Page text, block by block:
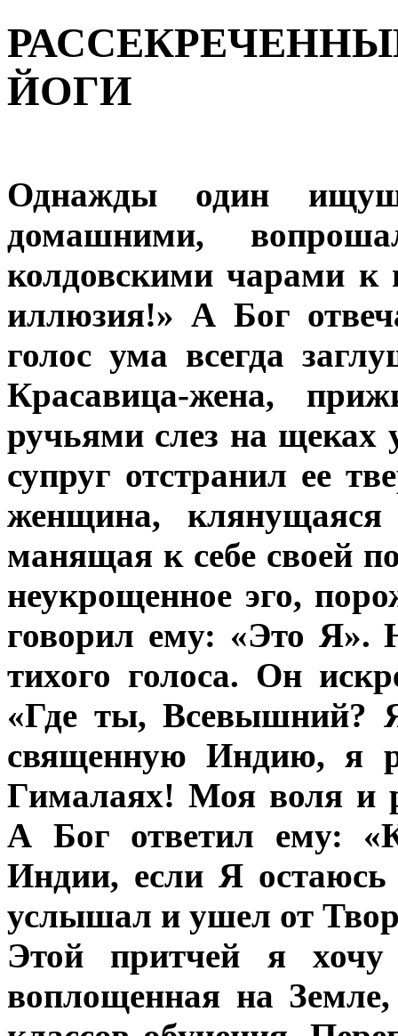
ЙОГИ
Однажды один
домашними,
колдовскими чарами
иллюзия!» А Бог
голос ума всегда
Красавица-жена,
ручьями слез на щеках
супруг отстранил ее
женщина,
манящая к себе своей
неукрощенное эго,
говорил ему: «Это Я».
тихого голоса. Он
«Где ты, Всевышний?
священную Индию, я
Гималаях! Моя воля и
А Бог ответил ему:
Индии, если Я остаюсь
услышал и ушел от
Этой притчей я
воплощенная на